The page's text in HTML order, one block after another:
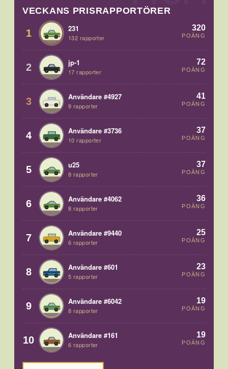
VECKANS PRISRAPPORTÖRER
1 231
132 rapporter
320
POÄNG
2 jp-1
17 rapporter
72
POÄNG
3 Användare #4927
9 rapporter
41
POÄNG
4 Användare #3736
10 rapporter
37
POÄNG
5 u25
8 rapporter
37
POÄNG
6 Användare #4062
8 rapporter
36
POÄNG
7 Användare #9440
6 rapporter
25
POÄNG
8 Användare #601
5 rapporter
23
POÄNG
9 Användare #6042
8 rapporter
19
POÄNG
10 Användare #161
6 rapporter
19
POÄNG